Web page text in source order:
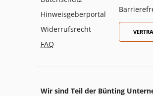
Hinweisgeberportal
Widerrufsrecht
FAQ
Wir sind Teil der Bünting